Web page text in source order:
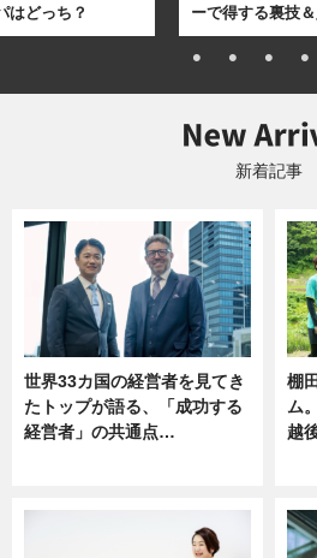
はどっち？
ーで得する裏技
新着記事
世界33カ国の経営者を見てき
たトップが語る、「成功する
経営者」の共通点…
棚
ム
越